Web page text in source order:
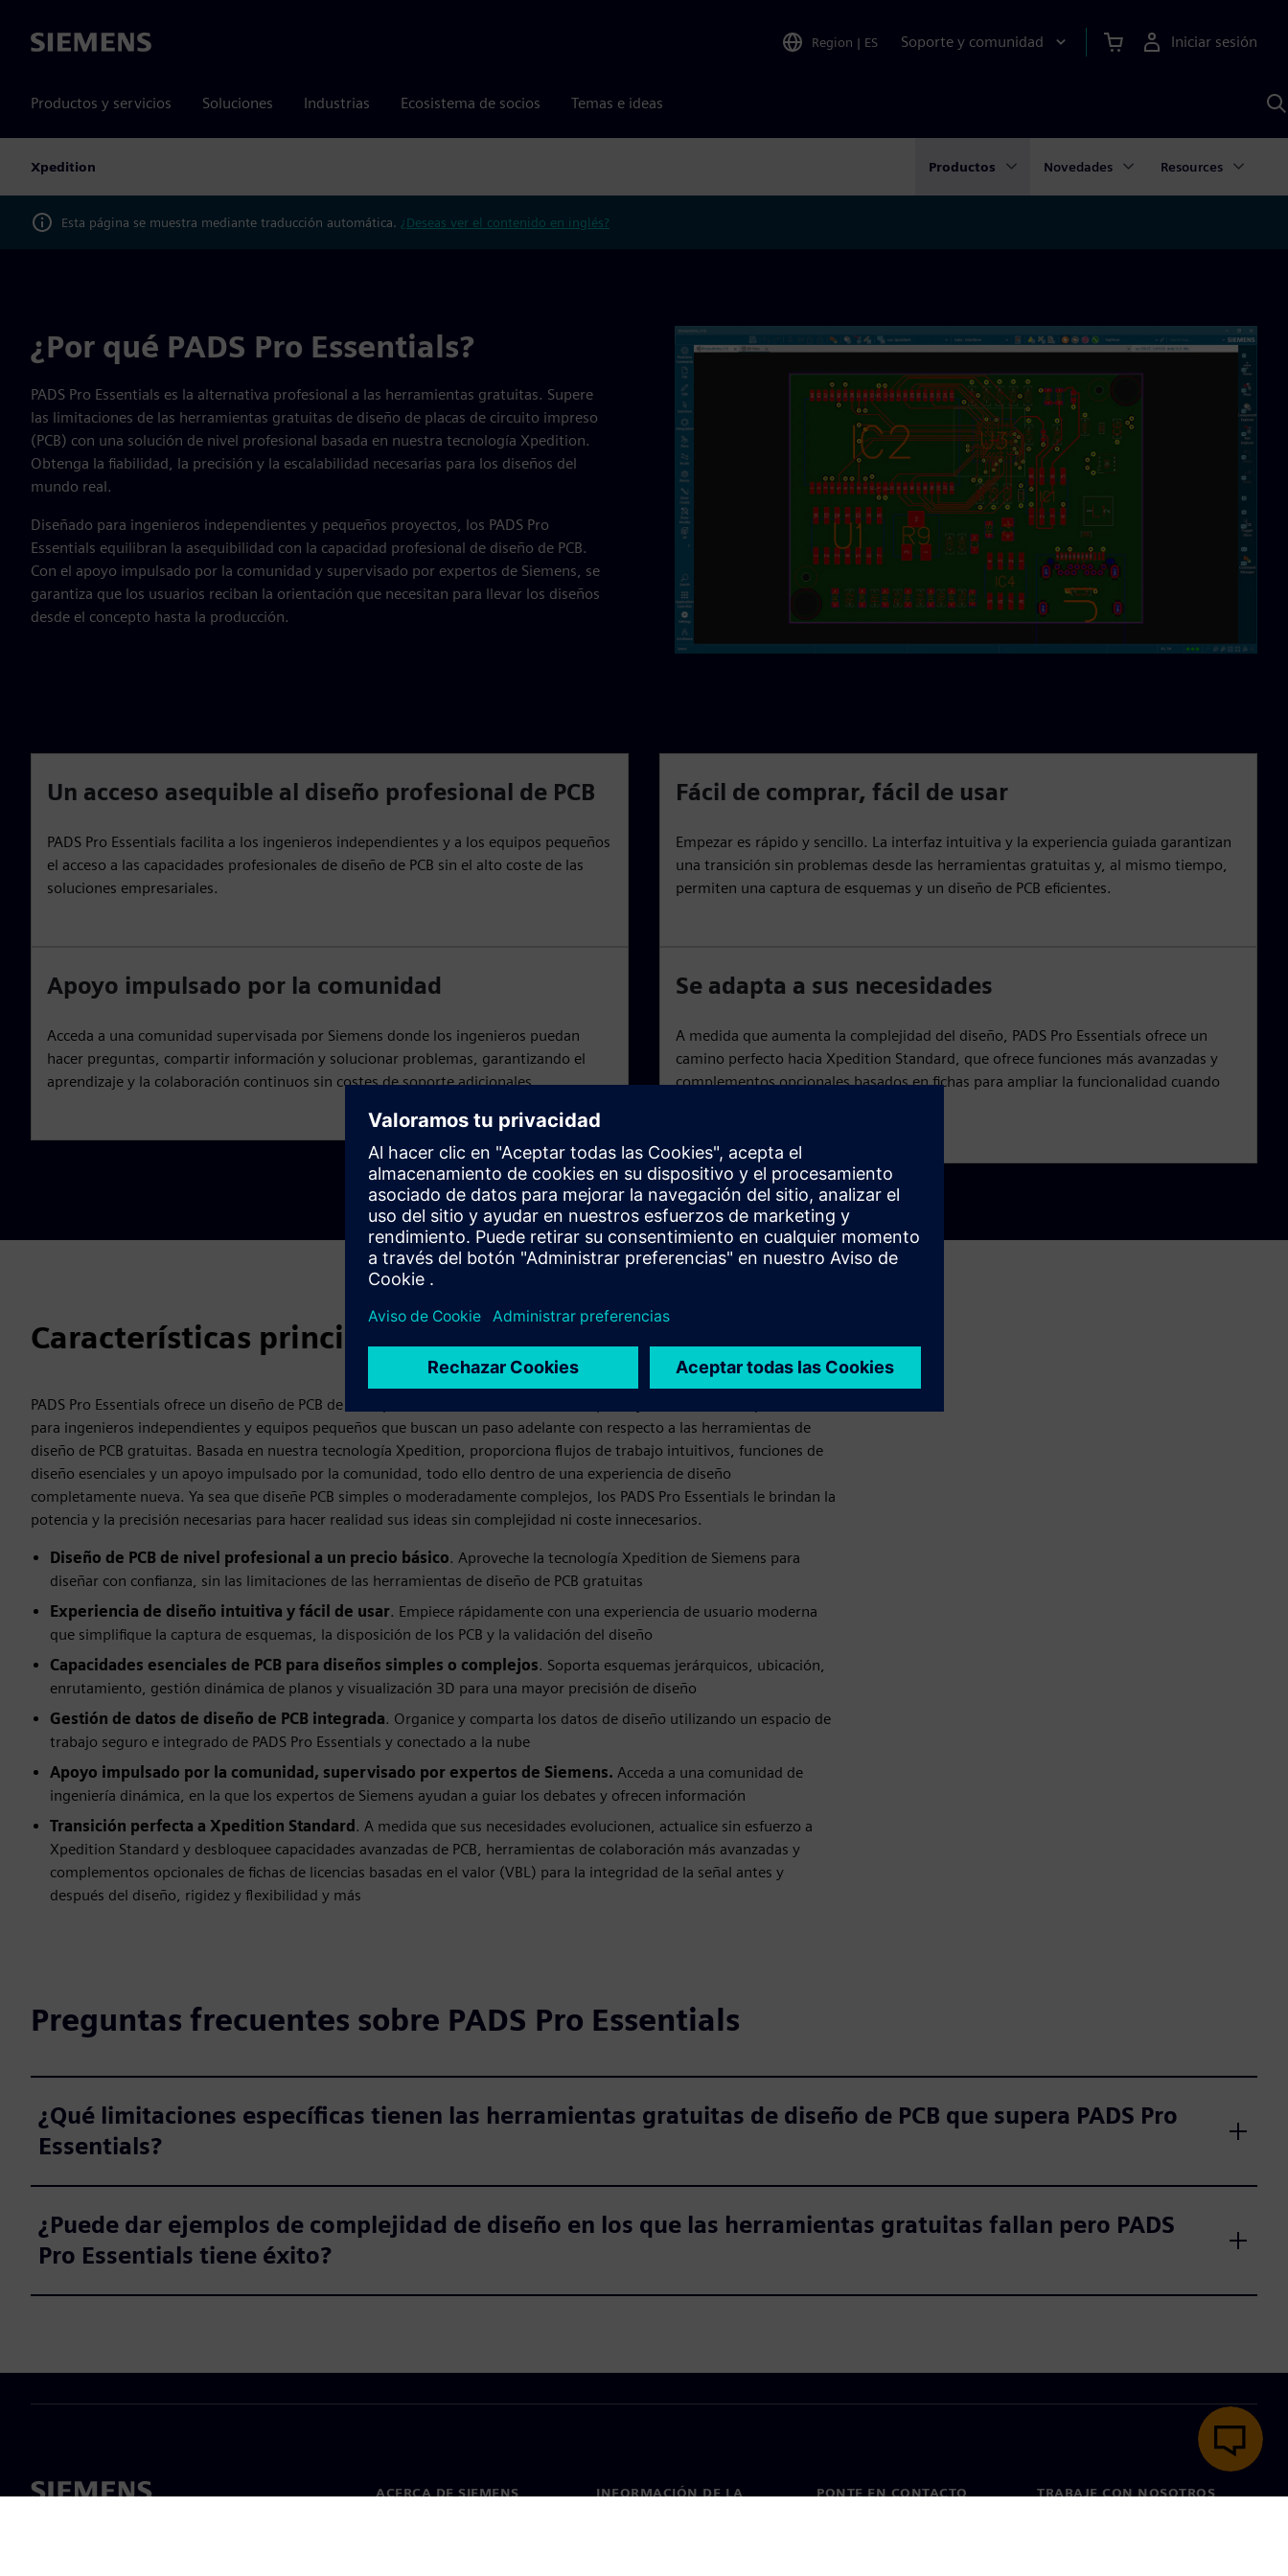
Siemens Region | ES Soporte y comunidad Iniciar sesión
Productos y servicios Soluciones Industrias Ecosistema de socios Temas e ideas
Xpedition Productos Novedades Resources
Esta página se muestra mediante traducción automática. ¿Deseas ver el contenido en inglés?
¿Por qué PADS Pro Essentials?
PADS Pro Essentials es la alternativa profesional a las herramientas gratuitas. Supere
las limitaciones de las herramientas gratuitas de diseño de placas de circuito impreso
(PCB) con una solución de nivel profesional basada en nuestra tecnología Xpedition.
Obtenga la fiabilidad, la precisión y la escalabilidad necesarias para los diseños del
mundo real.
Diseñado para ingenieros independientes y pequeños proyectos, los PADS Pro
Essentials equilibran la asequibilidad con la capacidad profesional de diseño de PCB.
Con el apoyo impulsado por la comunidad y supervisado por expertos de Siemens, se
garantiza que los usuarios reciban la orientación que necesitan para llevar los diseños
desde el concepto hasta la producción.
Un acceso asequible al diseño profesional de PCB
PADS Pro Essentials facilita a los ingenieros independientes y a los equipos pequeños
el acceso a las capacidades profesionales de diseño de PCB sin el alto coste de las
soluciones empresariales.
Fácil de comprar, fácil de usar
Empezar es rápido y sencillo. La interfaz intuitiva y la experiencia guiada garantizan
una transición sin problemas desde las herramientas gratuitas y, al mismo tiempo,
permiten una captura de esquemas y un diseño de PCB eficientes.
Apoyo impulsado por la comunidad
Acceda a una comunidad supervisada por Siemens donde los ingenieros puedan
hacer preguntas, compartir información y solucionar problemas, garantizando el
aprendizaje y la colaboración continuos sin costes de soporte adicionales.
Se adapta a sus necesidades
A medida que aumenta la complejidad del diseño, PADS Pro Essentials ofrece un
camino perfecto hacia Xpedition Standard, que ofrece funciones más avanzadas y
complementos opcionales basados en fichas para ampliar la funcionalidad cuando
Características principales de PADS Pro Essentials
PADS Pro Essentials ofrece un diseño de PCB de nivel profesional en una solución asequible y de autoservicio perfecta
para ingenieros independientes y equipos pequeños que buscan un paso adelante con respecto a las herramientas de
diseño de PCB gratuitas. Basada en nuestra tecnología Xpedition, proporciona flujos de trabajo intuitivos, funciones de
diseño esenciales y un apoyo impulsado por la comunidad, todo ello dentro de una experiencia de diseño
completamente nueva. Ya sea que diseñe PCB simples o moderadamente complejos, los PADS Pro Essentials le brindan la
potencia y la precisión necesarias para hacer realidad sus ideas sin complejidad ni coste innecesarios.
Diseño de PCB de nivel profesional a un precio básico. Aproveche la tecnología Xpedition de Siemens para
diseñar con confianza, sin las limitaciones de las herramientas de diseño de PCB gratuitas
Experiencia de diseño intuitiva y fácil de usar. Empiece rápidamente con una experiencia de usuario moderna
que simplifique la captura de esquemas, la disposición de los PCB y la validación del diseño
Capacidades esenciales de PCB para diseños simples o complejos. Soporta esquemas jerárquicos, ubicación,
enrutamiento, gestión dinámica de planos y visualización 3D para una mayor precisión de diseño
Gestión de datos de diseño de PCB integrada. Organice y comparta los datos de diseño utilizando un espacio de
trabajo seguro e integrado de PADS Pro Essentials y conectado a la nube
Apoyo impulsado por la comunidad, supervisado por expertos de Siemens. Acceda a una comunidad de
ingeniería dinámica, en la que los expertos de Siemens ayudan a guiar los debates y ofrecen información
Transición perfecta a Xpedition Standard . A medida que sus necesidades evolucionen, actualice sin esfuerzo a
Xpedition Standard y desbloquee capacidades avanzadas de PCB, herramientas de colaboración más avanzadas y
complementos opcionales de fichas de licencias basadas en el valor (VBL) para la integridad de la señal antes y
después del diseño, rigidez y flexibilidad y más
Preguntas frecuentes sobre PADS Pro Essentials
¿Qué limitaciones específicas tienen las herramientas gratuitas de diseño de PCB que supera PADS Pro
Essentials?
¿Puede dar ejemplos de complejidad de diseño en los que las herramientas gratuitas fallan pero PADS
Pro Essentials tiene éxito?
ACERCA DE SIEMENS
INFORMACIÓN DE LA
PONTE EN CONTACTO TRABAJE CON NOSOTROS